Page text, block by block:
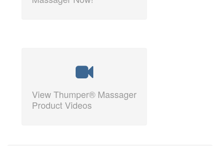
View Thumper® Massager
Product Videos